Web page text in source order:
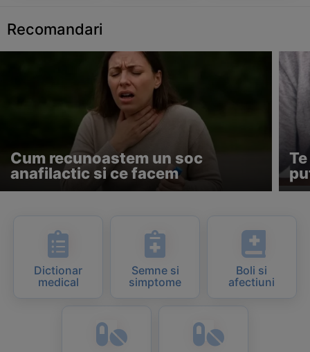
Recomandari
Cum recunoastem un soc
anafilactic si ce facem
Dictionar
medical
Semne si
simptome
Boli si
afectiuni